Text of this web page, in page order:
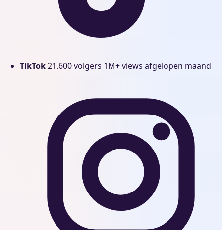
TikTok21.600 volgers 1M+ views afgelopen maand